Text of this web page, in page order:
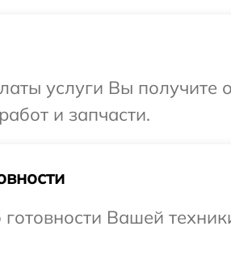
услуги Вы получите
и запчасти.
Вашей